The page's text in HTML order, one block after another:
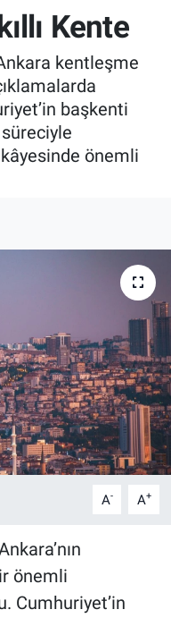
Kente
kentleşme
başkenti
önemli
A- A+
önemli
Cumhuriyet’in